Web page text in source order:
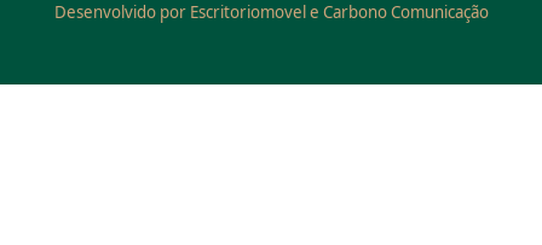
Desenvolvido por Escritoriomovel e Carbono Comunicação